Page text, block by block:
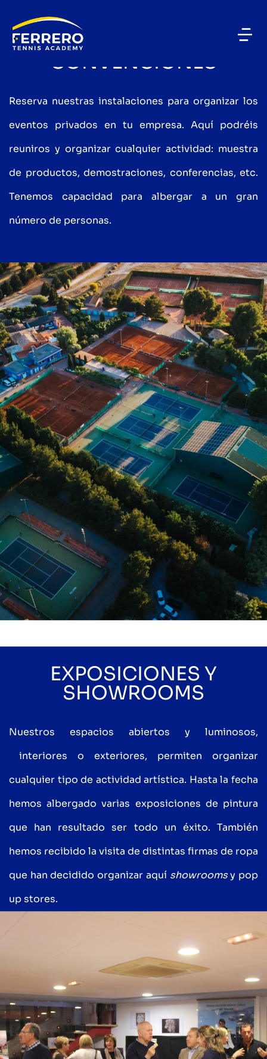
CONVENCIONES
Reserva nuestras instalaciones para organizar los
eventos privados en tu empresa. Aquí podréis
reuniros y organizar cualquier actividad: muestra
de productos, demostraciones, conferencias, etc.
Tenemos capacidad para albergar a un gran
número de personas.
EXPOSICIONES Y
SHOWROOMS
Nuestros espacios abiertos y luminosos,
interiores o exteriores, permiten organizar
cualquier tipo de actividad artística. Hasta la fecha
hemos albergado varias exposiciones de pintura
que han resultado ser todo un éxito. También
hemos recibido la visita de distintas firmas de ropa
que han decidido organizar aquí showroomsy pop
up stores.